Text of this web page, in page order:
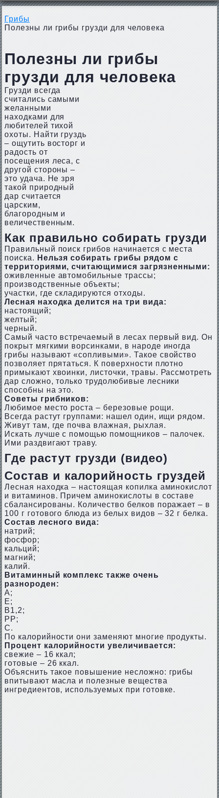
Грибы
Полезны ли грибы грузди для человека
Полезны ли грибы
грузди для человека
Грузди всегда
считались самыми
желанными
находками для
любителей тихой
охоты. Найти груздь
– ощутить восторг и
радость от
посещения леса, с
другой стороны –
это удача. Не зря
такой природный
дар считается
царским,
благородным и
величественным.
Как правильно собирать грузди
Правильный поиск грибов начинается с места
поиска. Нельзя собирать грибы рядом с
территориями, считающимися загрязненными:
оживленные автомобильные трассы;
производственные объекты;
участки, где складируются отходы.
Лесная находка делится на три вида:
настоящий;
желтый;
черный.
Самый часто встречаемый в лесах первый вид. Он
покрыт мягкими ворсинками, в народе иногда
грибы называют «сопливыми». Такое свойство
позволяет прятаться. К поверхности плотно
примыкают хвоинки, листочки, травы. Рассмотреть
дар сложно, только трудолюбивые лесники
способны на это.
Советы грибников:
Любимое место роста – березовые рощи.
Всегда растут группами: нашел один, ищи рядом.
Живут там, где почва влажная, рыхлая.
Искать лучше с помощью помощников – палочек.
Ими раздвигают траву.
Где растут грузди (видео)
Состав и калорийность груздей
Лесная находка – настоящая копилка аминокислот
и витаминов. Причем аминокислоты в составе
сбалансированы. Количество белков поражает – в
100 г готового блюда из белых видов – 32 г белка.
Состав лесного вида:
натрий;
фосфор;
кальций;
магний;
калий.
Витаминный комплекс также очень
разнороден:
А;
Е;
В1,2;
РР;
С.
По калорийности они заменяют многие продукты.
Процент калорийности увеличивается:
свежие – 16 ккал;
готовые – 26 ккал.
Объяснить такое повышение несложно: грибы
впитывают масла и полезные вещества
ингредиентов, используемых при готовке.